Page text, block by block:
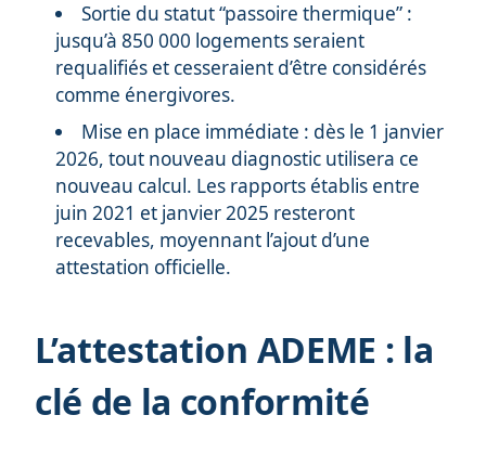
Sortie du statut “passoire thermique” :
jusqu’à 850 000 logements seraient
requalifiés et cesseraient d’être considérés
comme énergivores.
Mise en place immédiate : dès le 1 janvier
2026, tout nouveau diagnostic utilisera ce
nouveau calcul. Les rapports établis entre
juin 2021 et janvier 2025 resteront
recevables, moyennant l’ajout d’une
attestation officielle.
L’attestation ADEME : la
clé de la conformité